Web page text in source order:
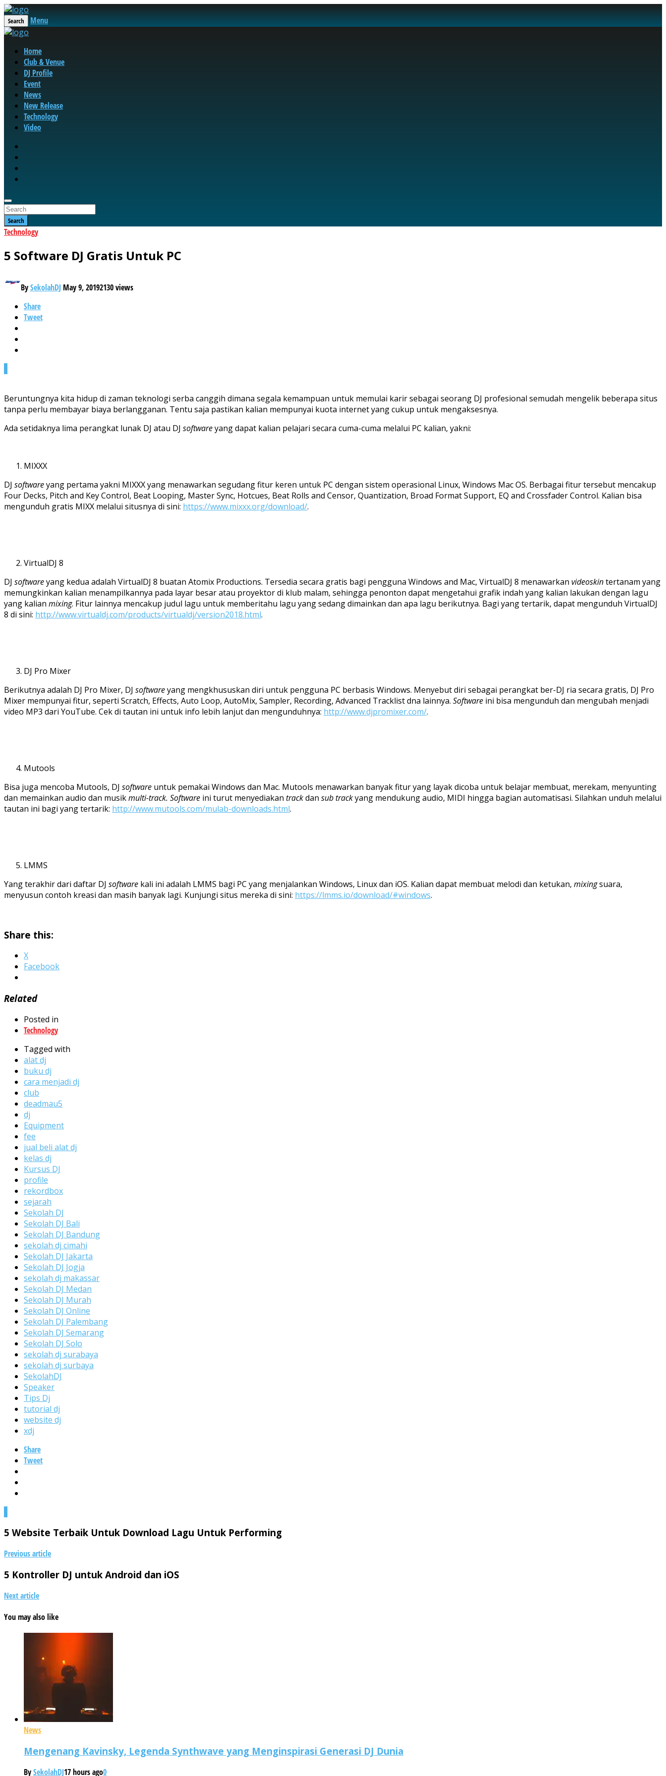
Search Menu
Home
Club & Venue
DJ Profile
Event
News
New Release
Technology
Video
Search
Technology
5 Software DJ Gratis Untuk PC
BySekolahDJ May 9, 20192130 views
Share
Tweet
Beruntungnya kita hidup di zaman teknologi serba canggih dimana segala kemampuan untuk memulai karir sebagai seorang DJ profesional semudah mengelik beberapa situs
tanpa perlu membayar biaya berlangganan. Tentu saja pastikan kalian mempunyai kuota internet yang cukup untuk mengaksesnya.
Ada setidaknya lima perangkat lunak DJ atau DJ softwareyang dapat kalian pelajari secara cuma-cuma melalui PC kalian, yakni:
MIXXX
DJ softwareyang pertama yakni MIXXX yang menawarkan segudang fitur keren untuk PC dengan sistem operasional Linux, Windows Mac OS. Berbagai fitur tersebut mencakup
Four Decks, Pitch and Key Control, Beat Looping, Master Sync, Hotcues, Beat Rolls and Censor, Quantization, Broad Format Support, EQ and Crossfader Control. Kalian bisa
mengunduh gratis MIXX melalui situsnya di sini: https://www.mixxx.org/download/.
VirtualDJ 8
DJ softwareyang kedua adalah VirtualDJ 8 buatan Atomix Productions. Tersedia secara gratis bagi pengguna Windows and Mac, VirtualDJ 8 menawarkan videoskintertanam yang
memungkinkan kalian menampilkannya pada layar besar atau proyektor di klub malam, sehingga penonton dapat mengetahui grafik indah yang kalian lakukan dengan lagu
yang kalian mixing. Fitur lainnya mencakup judul lagu untuk memberitahu lagu yang sedang dimainkan dan apa lagu berikutnya. Bagi yang tertarik, dapat mengunduh VirtualDJ
8 di sini: http://www.virtualdj.com/products/virtualdj/version2018.html.
DJ Pro Mixer
Berikutnya adalah DJ Pro Mixer, DJ softwareyang mengkhususkan diri untuk pengguna PC berbasis Windows. Menyebut diri sebagai perangkat ber-DJ ria secara gratis, DJ Pro
Mixer mempunyai fitur, seperti Scratch, Effects, Auto Loop, AutoMix, Sampler, Recording, Advanced Tracklist dna lainnya. Software ini bisa mengunduh dan mengubah menjadi
video MP3 dari YouTube. Cek di tautan ini untuk info lebih lanjut dan mengunduhnya: http://www.djpromixer.com/.
Mutools
Bisa juga mencoba Mutools, DJ software untuk pemakai Windows dan Mac. Mutools menawarkan banyak fitur yang layak dicoba untuk belajar membuat, merekam, menyunting
dan memainkan audio dan musikmulti-track. Software ini turut menyediakan trackdan sub trackyang mendukung audio, MIDI hingga bagian automatisasi. Silahkan unduh melalui
tautan ini bagi yang tertarik: http://www.mutools.com/mulab-downloads.html.
LMMS
Yang terakhir dari daftar DJ software kali ini adalah LMMS bagi PC yang menjalankan Windows, Linux dan iOS. Kalian dapat membuat melodi dan ketukan, mixingsuara,
menyusun contoh kreasi dan masih banyak lagi. Kunjungi situs mereka di sini: https://lmms.io/download/#windows.
Share this:
X
Facebook
Related
Posted in
Technology
Tagged with
alat dj
buku dj
cara menjadi dj
club
deadmau5
dj
Equipment
fee
jual beli alat dj
kelas dj
Kursus DJ
profile
rekordbox
sejarah
Sekolah DJ
Sekolah DJ Bali
Sekolah DJ Bandung
sekolah dj cimahi
Sekolah DJ Jakarta
Sekolah DJ Jogja
sekolah dj makassar
Sekolah DJ Medan
Sekolah DJ Murah
Sekolah DJ Online
Sekolah DJ Palembang
Sekolah DJ Semarang
Sekolah DJ Solo
sekolah dj surabaya
sekolah dj surbaya
SekolahDJ
Speaker
Tips Dj
tutorial dj
website dj
xdj
Share
Tweet
5 Website Terbaik Untuk Download Lagu Untuk Performing
Previous article
5 Kontroller DJ untuk Android dan iOS
Next article
You may also like
News
Mengenang Kavinsky, Legenda Synthwave yang Menginspirasi Generasi DJ Dunia
BySekolahDJ17 hours ago0